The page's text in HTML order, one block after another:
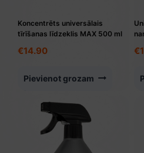
Koncentrēts universālais
tīrīšanas līdzeklis MAX 500 ml
€14.90
Pievienot grozam
€